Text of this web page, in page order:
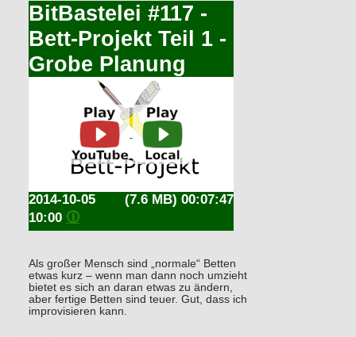
BitBastelei #117 -
Bett-Projekt Teil 1 -
Grobe Planung
(7.6 MB) 00:07:47
2014-10-05
10:00 🛈
Als großer Mensch sind „normale“ Betten
etwas kurz – wenn man dann noch umzieht
bietet es sich an daran etwas zu ändern,
aber fertige Betten sind teuer. Gut, dass ich
improvisieren kann.